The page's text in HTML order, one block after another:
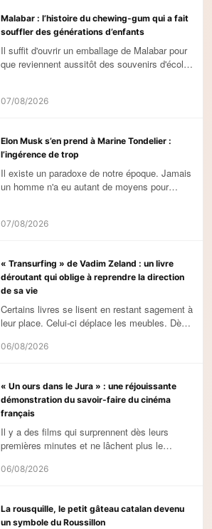
Malabar : l’histoire du chewing-gum qui a fait
souffler des générations d’enfants
Il suffit d'ouvrir un emballage de Malabar pour
que reviennent aussitôt des souvenirs d'école,
07/08/2026
Elon Musk s’en prend à Marine Tondelier :
l’ingérence de trop
Il existe un paradoxe de notre époque. Jamais
un homme n'a eu autant de moyens pour
07/08/2026
« Transurfing » de Vadim Zeland : un livre
déroutant qui oblige à reprendre la direction
de sa vie
Certains livres se lisent en restant sagement à
leur place. Celui-ci déplace les meubles. Dès
des variantes, (...)
06/08/2026
« Un ours dans le Jura » : une réjouissante
démonstration du savoir-faire du cinéma
français
Il y a des films qui surprennent dès leurs
premières minutes et ne lâchent plus le
cette catégorie. C'est une (...)
06/08/2026
La rousquille, le petit gâteau catalan devenu
un symbole du Roussillon